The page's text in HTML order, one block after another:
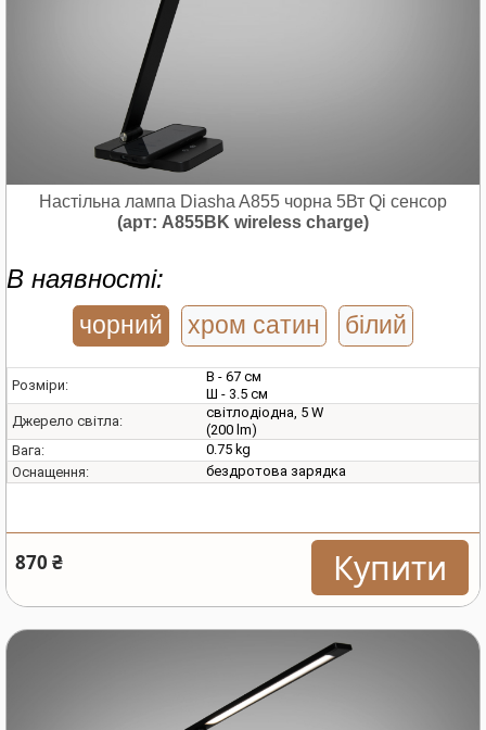
Настільна лампа Diasha A855 чорна 5Вт Qi сенсор
(арт: A855BK wireless charge)
В наявності:
чорний хром сатин білий
Розміри:
В - 67 см
Ш - 3.5 см
Джерело світла:
світлодіодна, 5 W
(200 lm)
Вага:
0.75 kg
Оснащення:
бездротова зарядка
870 ₴ Купити